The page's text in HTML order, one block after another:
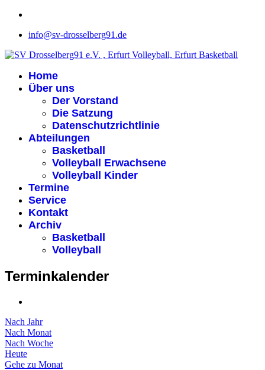
info@sv-drosselberg91.de
Home
Über uns
Der Vorstand
Die Satzung
Datenschutzrichtlinie
Abteilungen
Basketball
Volleyball Erwachsene
Volleyball Kinder
Termine
Service
Kontakt
Archiv
Basketball
Volleyball
Terminkalender
Nach Jahr
Nach Monat
Nach Woche
Heute
Gehe zu Monat